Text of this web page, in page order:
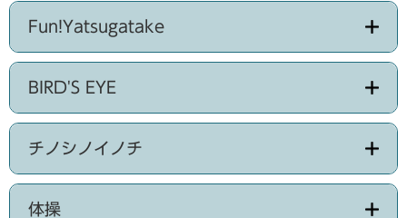
Fun!Yatsugatake
BIRD'S EYE
チノシノイノチ
体操